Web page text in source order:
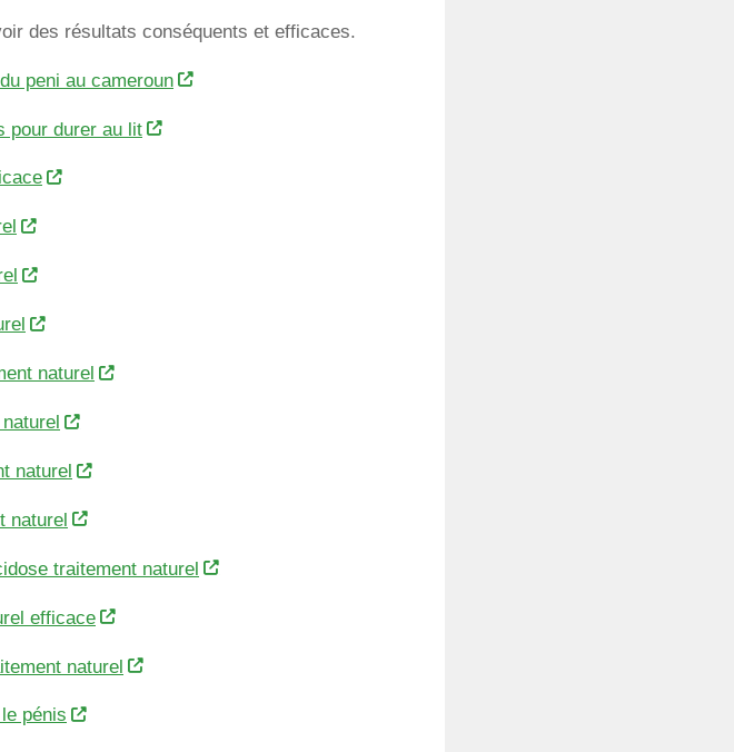
des résultats conséquents et efficaces.
peni au cameroun
pour durer au lit
naturel
naturel
naturel
traitement naturel
efficace
naturel
pénis